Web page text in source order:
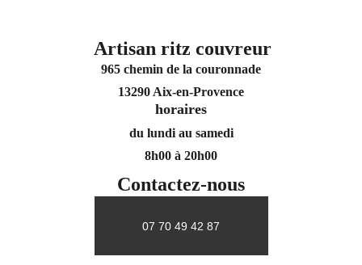
Contactez-nous
07 70 49 42 87
Artisan ritz couvreur
965 chemin de la couronnade
13290 Aix-en-Provence
horaires
du lundi au samedi
8h00 à 20h00